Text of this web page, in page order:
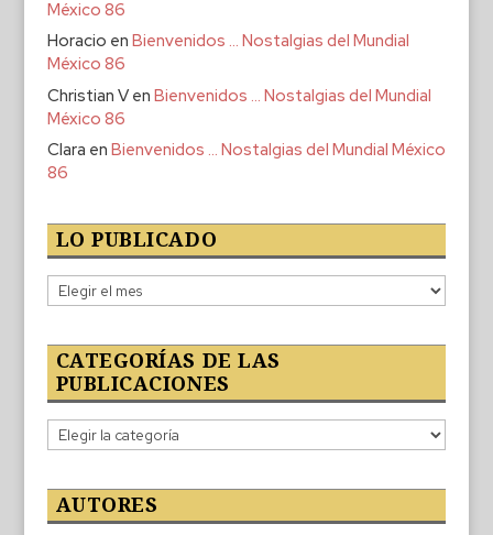
México 86
Horacio en Bienvenidos … Nostalgias del Mundial
México 86
Christian Ven Bienvenidos … Nostalgias del Mundial
México 86
Clara en Bienvenidos … Nostalgias del Mundial México
86
LO PUBLICADO
Lo
publicado
CATEGORÍAS DE LAS
PUBLICACIONES
Categorías
de
publicaciones
AUTORES